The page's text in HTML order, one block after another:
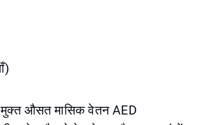
औसत मासिक वेतन AED